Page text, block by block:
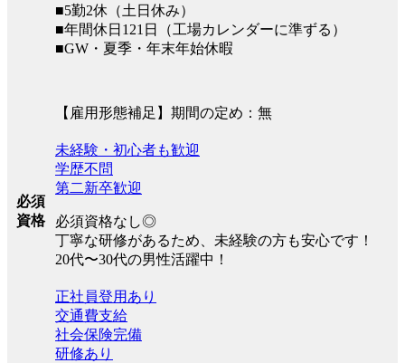
■5勤2休（土日休み）
■年間休日121日（工場カレンダーに準ずる）
■GW・夏季・年末年始休暇
【雇用形態補足】期間の定め：無
必須
資格
未経験・初心者も歓迎
学歴不問
第二新卒歓迎
必須資格なし◎
丁寧な研修があるため、未経験の方も安心です！
20代〜30代の男性活躍中！
正社員登用あり
交通費支給
社会保険完備
研修あり